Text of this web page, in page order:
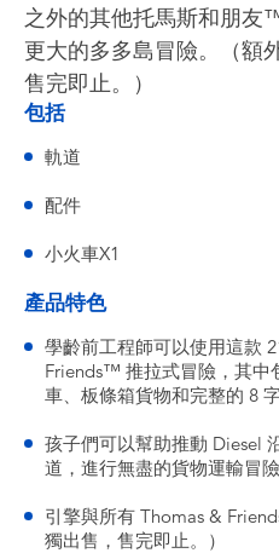
之外的其他托馬斯和朋友
更大的多多島冒險。（額
售完即止。）
包括
軌道
配件
小火車X1
產品特色
學齡前工程師可以使用這款
Friends™ 推拉式冒險，其中
車、板條箱貨物和完整的 8
孩子們可以幫助推動 Diesel
道，進行無盡的貨物運輸冒險
引擎與所有 Thomas &
獨出售，售完即止。）